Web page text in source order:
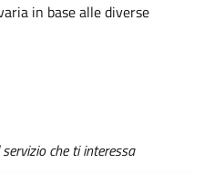
in base alle diverse
che ti interessa